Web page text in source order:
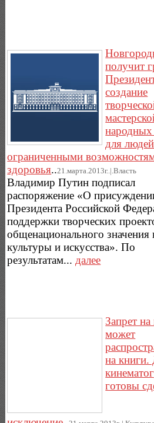
получит
создание
народных
для
ограниченными
здоровья..21.марта.2013г..|.Власть
Владимир Путин подписал
распоряжение «О
Президента Российской
поддержки творческих
общенационального значения
культуры и искусства». По
результатам...далее
Запрет на
может
на книги.
готовы